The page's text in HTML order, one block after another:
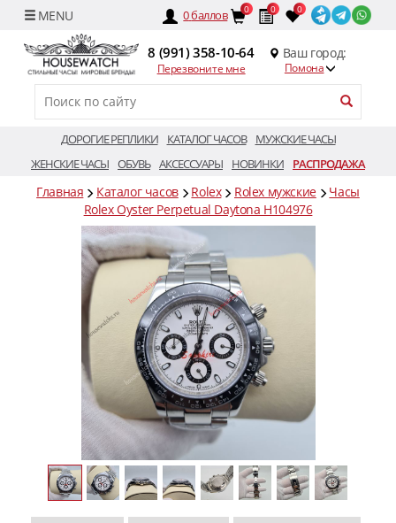
0баллов 0 0 0
8 (991) 358-10-64
Перезвоните мне
Ваш город:
Помона
ДОРОГИЕ РЕПЛИКИ КАТАЛОГ ЧАСОВ
МУЖСКИЕ ЧАСЫ
ЖЕНСКИЕ ЧАСЫ ОБУВЬ АКСЕССУАРЫ НОВИНКИ РАСПРОДАЖА
Главная Каталог часов Rolex Rolex мужские
Часы
Rolex Oyster Perpetual Daytona H104976